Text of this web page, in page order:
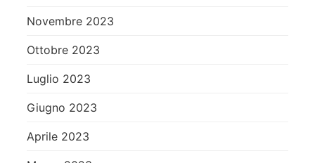
Novembre 2023
Ottobre 2023
Luglio 2023
Giugno 2023
Aprile 2023